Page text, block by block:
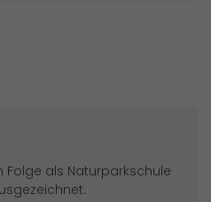
Folge als Naturparkschule